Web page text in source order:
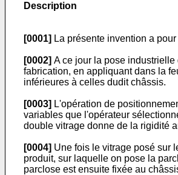
Description
[0001] La présente invention a
[0002] A ce jour la pose
fabrication, en appliquant dans la
inférieures à celles dudit châssis.
[0003] L'opération de
variables que l'opérateur
double vitrage donne de la rigidité
[0004] Une fois le vitrage posé sur
produit, sur laquelle on pose la
parclose est ensuite fixée au